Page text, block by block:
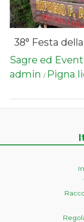
38° Festa
Sagre ed
admin / Pigna,